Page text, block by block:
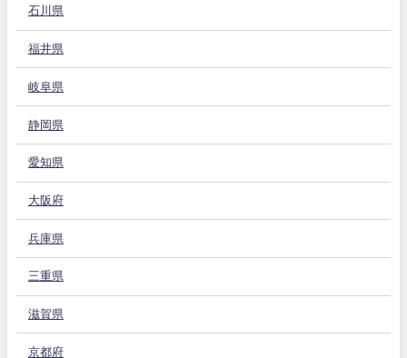
石川県
福井県
岐阜県
静岡県
愛知県
大阪府
兵庫県
三重県
滋賀県
京都府